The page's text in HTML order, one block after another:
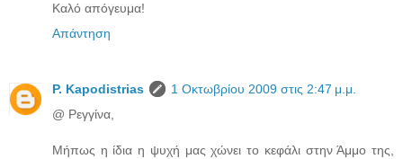
Καλό απόγευμα!
Απάντηση
P. Kapodistrias
1 Οκτωβρίου 2009 στις 2:47 μ.μ.
@ Ρεγγίνα,
Μήπως η ίδια η ψυχή μας χώνει το κεφάλι στην Άμμο της,